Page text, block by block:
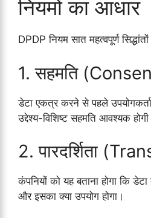
नियमों का आधार
DPDP नियम सात महत्वपूर्ण
1. सहमति
डेटा एकत्र करने से पहले
उद्देश्य-विशिष्ट सहमति आवश्यक
2. पारदर्शिता
कंपनियों को यह बताना होगा कि
और इसका क्या उपयोग होगा।